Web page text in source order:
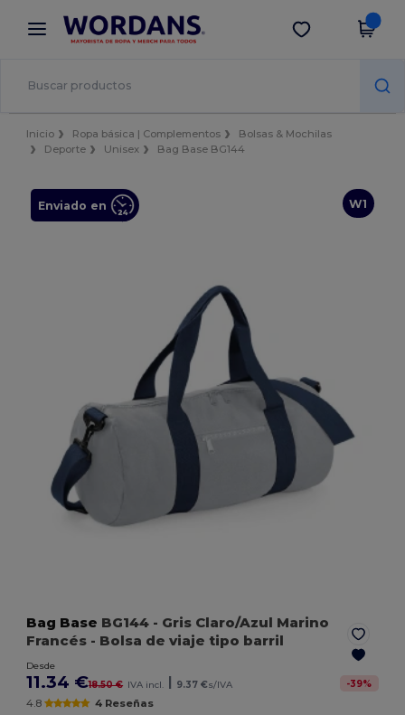
× App de Wordans
¡Mejores precios en app!
Descargar app
Inicio Ropa básica | Complementos
Bolsas & Mochilas
Deporte
Unisex Bag Base BG144
W1
Enviado en
Bag Base BG144 - Gris Claro/Azul Marino
Francés - Bolsa de viaje tipo barril
Desde
11.34 €18.50 € IVA incl. 9.37 €s/IVA -39%
4.8 4 Reseñas